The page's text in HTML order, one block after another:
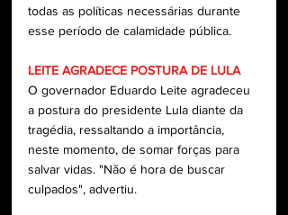
todas as políticas necessárias durante
esse período de calamidade pública.
LEITE AGRADECE POSTURA DE LULA
O governador Eduardo Leite agradeceu
a postura do presidente Lula diante da
tragédia, ressaltando a importância,
neste momento, de somar forças para
salvar vidas. "Não é hora de buscar
culpados", advertiu.